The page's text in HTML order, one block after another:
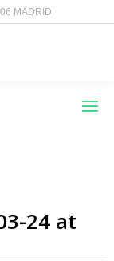
MADRID
24 at